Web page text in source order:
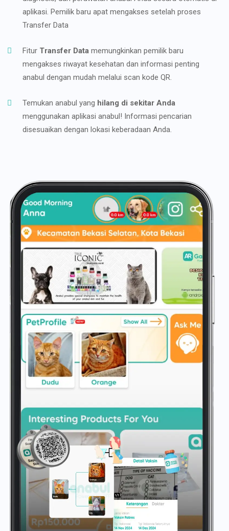
aplikasi. Pemilik baru apat mengakses setelah proses
Transfer Data
Fitur Transfer Data memungkinkan pemilik baru
mengakses riwayat kesehatan dan informasi penting
anabul dengan mudah melalui scan kode QR.
Temukan anabul yang hilang di sekitar Anda
menggunakan aplikasi anabul! Informasi pencarian
disesuaikan dengan lokasi keberadaan Anda.